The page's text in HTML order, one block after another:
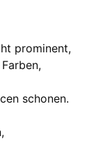
prominent,
schonen.